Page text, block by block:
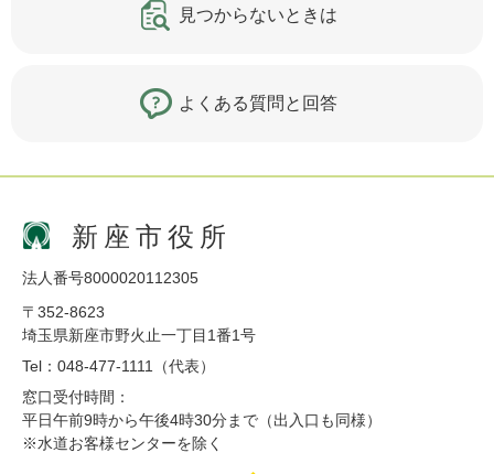
見つからないときは
よくある質問と回答
新座市役所
法人番号8000020112305
〒352-8623
埼玉県新座市野火止一丁目1番1号
Tel：048-477-1111（代表）
窓口受付時間：
平日午前9時から午後4時30分まで（出入口も同様）
※水道お客様センターを除く